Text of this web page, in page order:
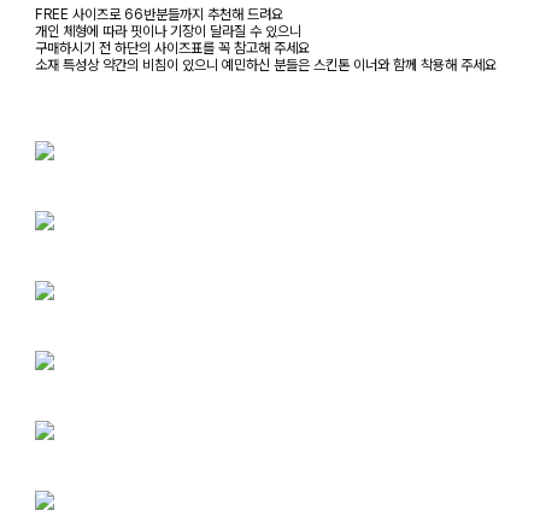
FREE 사이즈로 66반분들까지 추천해 드려요
개인 체형에 따라 핏이나 기장이 달라질 수 있으니
구매하시기 전 하단의 사이즈표를 꼭 참고해 주세요
소재 특성상 약간의 비침이 있으니 예민하신 분들은 스킨톤 이너와 함께 착용해 주세요